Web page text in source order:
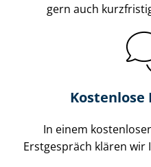
gern auch
In einem
Erstgespräch klären wir